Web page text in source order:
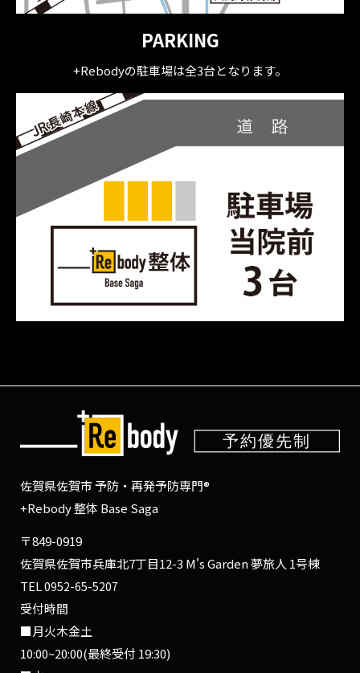
PARKING
+Rebodyの駐車場は全3台となります。
佐賀県佐賀市 予防・再発予防専門®
+Rebody 整体 Base Saga
〒849-0919
佐賀県佐賀市兵庫北7丁目12-3 M's Garden 夢旅人 1号棟
TEL0952-65-5207
受付時間
■月火木金土
10:00~20:00(最終受付 19:30)